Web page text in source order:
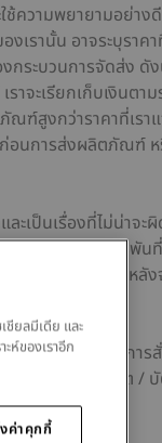
ช้ความพยายามอย่า
เรานั้น อาจระบุราค
งกระบวนการจัดส่ง
จะเรียกเก็บเงินตาม
สูงกว่าราคาที่เราแ
อนการส่งผลิตภัณฑ์ ห
ะเป็นเรื่องที่ไม่น่าจะ
เราไม่มีความผูกพัน
ทั้งนี้ ไม่ว่าจะภายหลัง
เอียดในกระบวนการ
บเงินในบัตรเครดิต /
ชียลมีเดีย และ
ห์ของเราอีก
ค่าคุกกี้